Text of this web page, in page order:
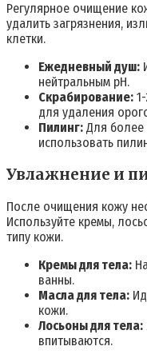
Регулярное очищение
удалить загрязнения,
клетки.
Ежедневный душ:
нейтральным pH.
Скрабирование:
для удаления
Пилинг: Для более
использовать
Увлажнение и
После очищения кожу
Используйте кремы,
типу кожи.
Кремы для тела:
ванны.
Масла для тела:
кожи.
Лосьоны для тела:
впитываются.